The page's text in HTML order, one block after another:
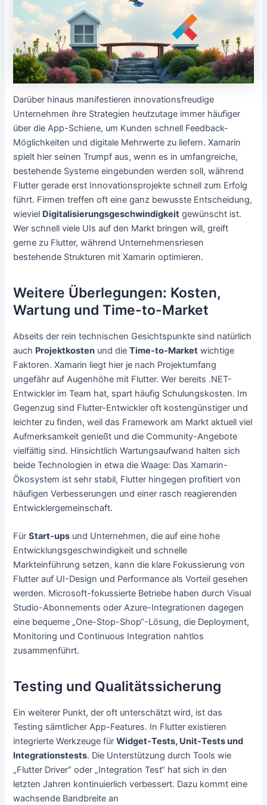
Darüber hinaus manifestieren innovationsfreudige
Unternehmen ihre Strategien heutzutage immer häufiger
über die App-Schiene, um Kunden schnell Feedback-
Möglichkeiten und digitale Mehrwerte zu liefern. Xamarin
spielt hier seinen Trumpf aus, wenn es in umfangreiche,
bestehende Systeme eingebunden werden soll, während
Flutter gerade erst Innovationsprojekte schnell zum Erfolg
führt. Firmen treffen oft eine ganz bewusste Entscheidung,
wieviel Digitalisierungsgeschwindigkeit gewünscht ist.
Wer schnell viele UIs auf den Markt bringen will, greift
gerne zu Flutter, während Unternehmensriesen
bestehende Strukturen mit Xamarin optimieren.
Weitere Überlegungen: Kosten,
Wartung und Time-to-Market
Abseits der rein technischen Gesichtspunkte sind natürlich
auch Projektkosten und dieTime-to-Market wichtige
Faktoren. Xamarin liegt hier je nach Projektumfang
ungefähr auf Augenhöhe mit Flutter. Wer bereits .NET-
Entwickler im Team hat, spart häufig Schulungskosten. Im
Gegenzug sind Flutter-Entwickler oft kostengünstiger und
leichter zu finden, weil das Framework am Markt aktuell viel
Aufmerksamkeit genießt und die Community-Angebote
vielfältig sind. Hinsichtlich Wartungsaufwand halten sich
beide Technologien in etwa die Waage: Das Xamarin-
Ökosystem ist sehr stabil, Flutter hingegen profitiert von
häufigen Verbesserungen und einer rasch reagierenden
Entwicklergemeinschaft.
FürStart-ups und Unternehmen, die auf eine hohe
Entwicklungsgeschwindigkeit und schnelle
Markteinführung setzen, kann die klare Fokussierung von
Flutter auf UI-Design und Performance als Vorteil gesehen
werden. Microsoft-fokussierte Betriebe haben durch Visual
Studio-Abonnements oder Azure-Integrationen dagegen
eine bequeme „One-Stop-Shop“-Lösung, die Deployment,
Monitoring und Continuous Integration nahtlos
zusammenführt.
Testing und Qualitätssicherung
Ein weiterer Punkt, der oft unterschätzt wird, ist das
Testing sämtlicher App-Features. In Flutter existieren
integrierte Werkzeuge fürWidget-Tests, Unit-Tests und
Integrationstests. Die Unterstützung durch Tools wie
„Flutter Driver“ oder „Integration Test“ hat sich in den
letzten Jahren kontinuierlich verbessert. Dazu kommt eine
wachsende Bandbreite an